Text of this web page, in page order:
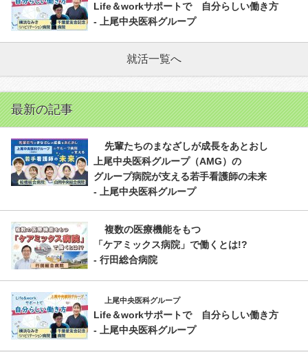
Life＆workサポートで 自分らしい働き方
- 上尾中央医科グループ
就活一覧へ
最新の記事
先輩たちのまなざしが成長をあとおし
上尾中央医科グループ（AMG）の
グループ病院が支える若手看護師の未来
- 上尾中央医科グループ
複数の医療機能をもつ
「ケアミックス病院」で働くとは!?
- 行田総合病院
上尾中央医科グループ
Life＆workサポートで 自分らしい働き方
- 上尾中央医科グループ